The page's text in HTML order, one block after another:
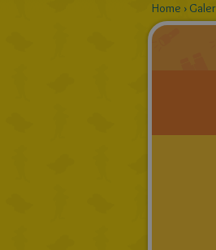
Home ›